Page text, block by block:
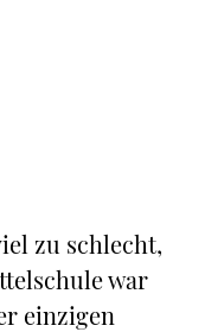
zu schlecht,
war
einzigen